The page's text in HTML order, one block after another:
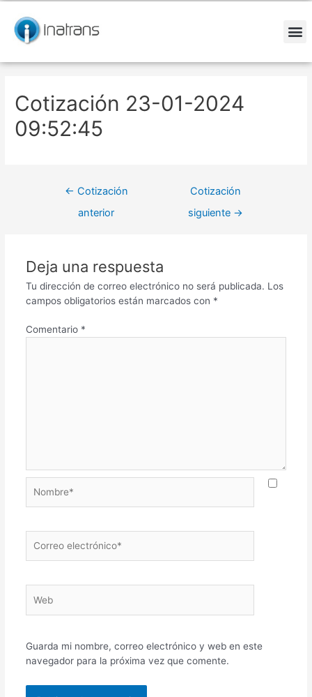
contenido
Cotización 23-01-2024
09:52:45
de
entradas
← Cotización
anterior
Cotización
siguiente →
Deja una respuesta
Tu dirección de correo electrónico no será publicada. Los
campos obligatorios están marcados con *
Comentario *
electrónico*
Guarda mi nombre, correo electrónico y web en este
navegador para la próxima vez que comente.